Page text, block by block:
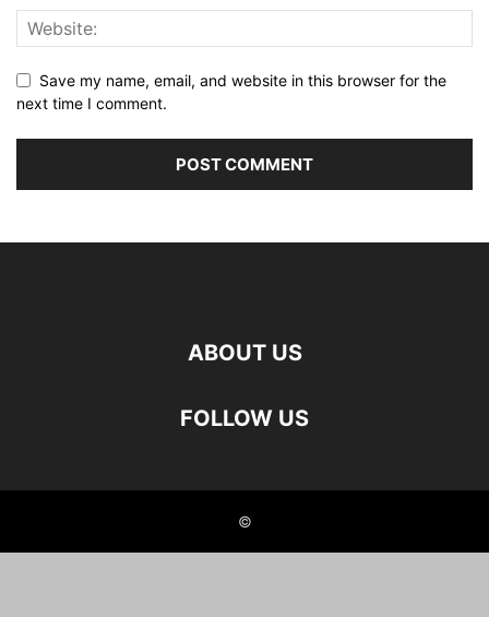
Save my name, email, and website in this browser for the
next time I comment.
ABOUT US
FOLLOW US
©